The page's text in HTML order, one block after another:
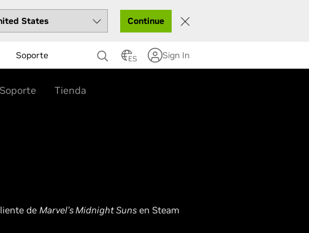
Continue
Soporte ES Sign In
Soporte Tienda
de Marvel’s Midnight Suns en Steam